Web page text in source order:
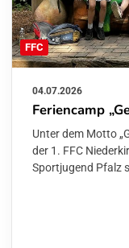
FFC
04.07.2026
Feriencamp
Unter dem Motto
der 1. FFC
Sportjugend Pfalz